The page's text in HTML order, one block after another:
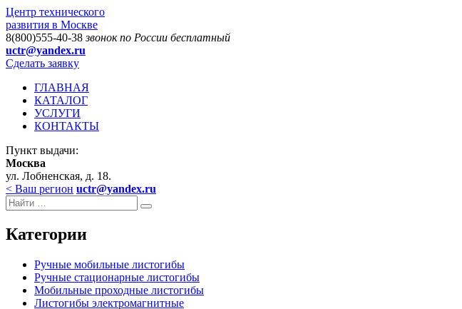
Центр технического
развития в Москве
8(800)555-40-38звонок по России бесплатный
uctr@yandex.ru
Сделать заявку
ГЛАВНАЯ
КАТАЛОГ
УСЛУГИ
КОНТАКТЫ
Пункт выдачи:
Москва
ул. Лобненская, д. 18.
< Ваш регион uctr@yandex.ru
Категории
Ручные мобильные листогибы
Ручные стационарные листогибы
Мобильные проходные листогибы
Листогибы электромагнитные